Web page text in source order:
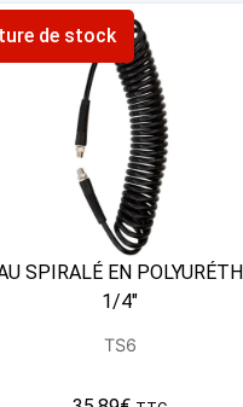
de stock
SPIRALÉ EN
1/4″
TS6